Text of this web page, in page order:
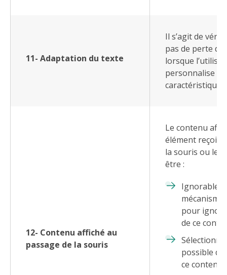
11- Adaptation du texte
Il s’agit de
pas de perte
lorsque
personnalise
12- Contenu affiché au
passage de la souris
Le contenu
élément reçoit
la souris ou le
être :
Ignorable :
pour
de ce
possible
ce contenu ;